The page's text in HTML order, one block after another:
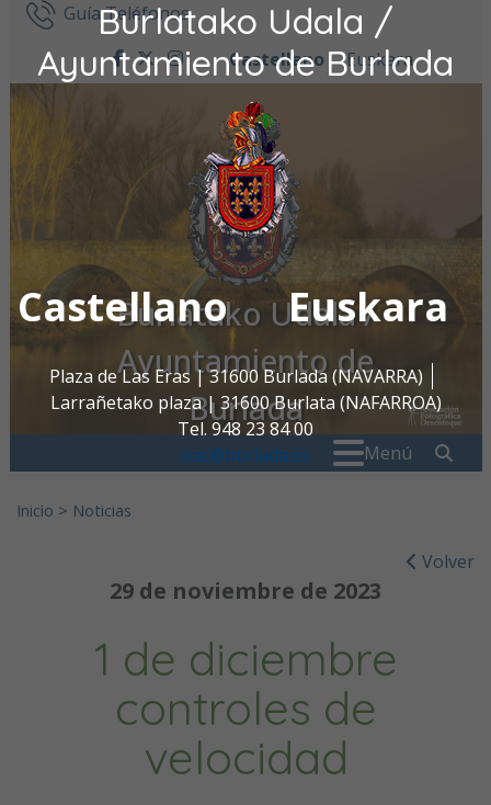
Burlatako Udala /
Ayuntamiento de Burlada
Castellano Euskara
Plaza de Las Eras | 31600 Burlada (NAVARRA)
Larrañetako plaza | 31600 Burlata (NAFARROA)
Tel. 948 23 84 00
oac@burlada.es
Ir al contenidoGuía Teléfonos
facebook
twitter
instagram
Castellano Euskara
Burlatako Udala /
Ayuntamiento de
Burlada
Menú
Inicio > Noticias
Volver
29 de noviembre de 2023
1 de diciembre
controles de
velocidad